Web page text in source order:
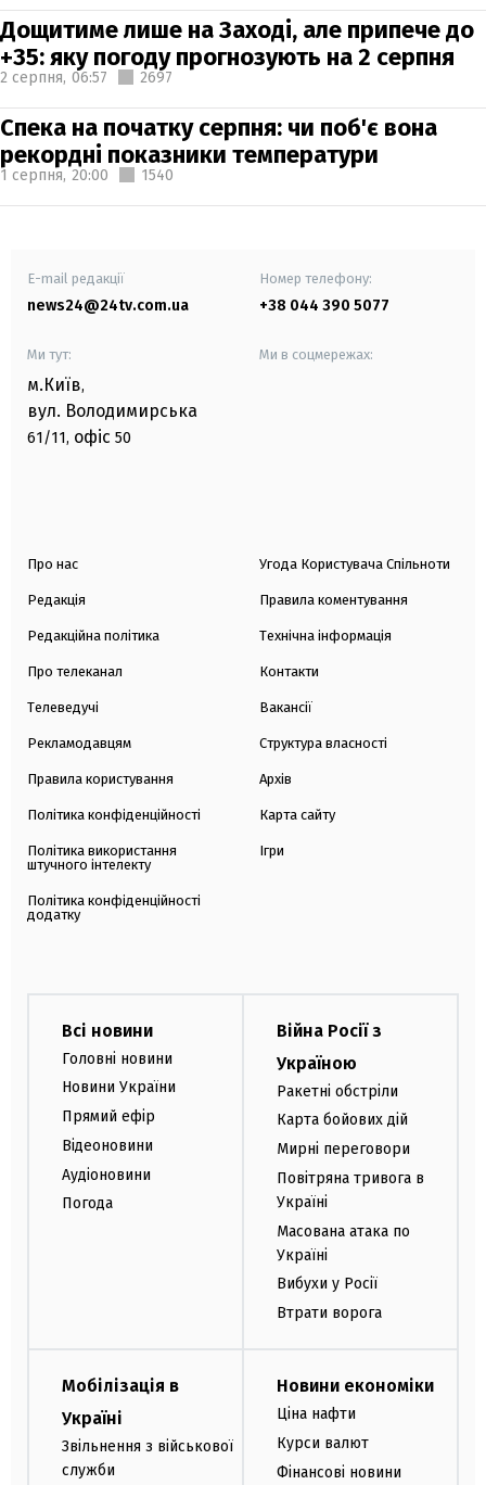
Дощитиме лише на Заході, але припече до
+35: яку погоду прогнозують на 2 серпня
2 серпня, 06:57 2697
Спека на початку серпня: чи поб'є вона
рекордні показники температури
1 серпня, 20:00 1540
E-mail редакції
news24@24tv.com.ua
Номер телефону:
+38 044 390 5077
Ми тут:
м.Київ,
вул. Володимирська
61/11, офіс 50
Ми в соцмережах:
Про нас
Редакція
Редакційна політика
Про телеканал
Телеведучі
Рекламодавцям
Правила користування
Політика конфіденційності
Політика використання
штучного інтелекту
Політика конфіденційності
додатку
Угода Користувача Спільноти
Правила коментування
Технічна інформація
Контакти
Вакансії
Структура власності
Архів
Карта сайту
Ігри
Всі новини
Головні новини
Новини України
Прямий ефір
Відеоновини
Аудіоновини
Погода
Війна Росії з
Україною
Ракетні обстріли
Карта бойових дій
Мирні переговори
Повітряна тривога в
Україні
Масована атака по
Україні
Вибухи у Росії
Втрати ворога
Мобілізація в
Україні
Звільнення з військової
служби
Новини економіки
Ціна нафти
Курси валют
Фінансові новини